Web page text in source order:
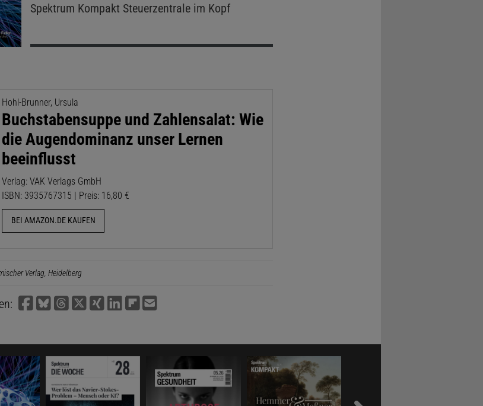
Spektrum Kompakt Steuerzentrale im Kopf
Hohl-Brunner, Ursula
Buchstabensuppe und Zahlensalat: Wie
die Augendominanz unser Lernen
beeinflusst
Verlag: VAK Verlags GmbH
ISBN: 3935767315 | Preis: 16,80 €
BEI AMAZON.DE KAUFEN
Verlag, Heidelberg